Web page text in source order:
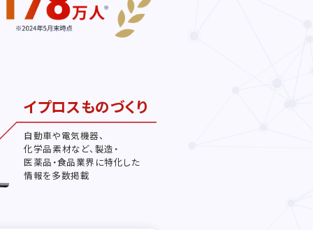
イプロスものづくり
自動車や電気機器、
化学品素材など、製造・
医薬品・食品業界に特化した
情報を多数掲載